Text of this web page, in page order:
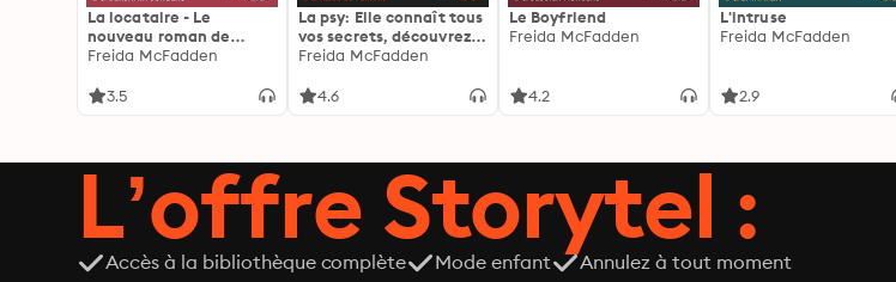
La locataire - Le
nouveau roman de
l'autrice de La femme
Freida McFadden
3.5
La psy: Elle connaît tous
vos secrets, découvrez
les siens ...
Freida McFadden
4.6
Le Boyfriend
Freida McFadden
4.2
L'intruse
Freida McFadden
2.9
L’offre Storytel :
Accès à la bibliothèque complète Mode enfant Annulez à tout moment